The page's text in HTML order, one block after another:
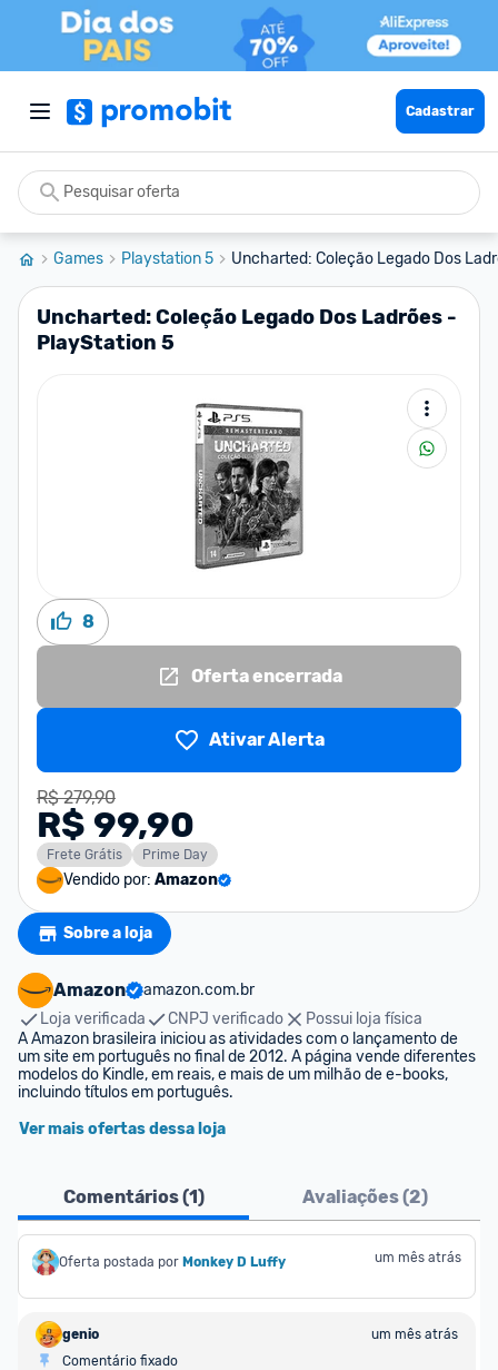
Cadastrar
Games Playstation 5 Uncharted: Coleção Legado Dos
Uncharted: Coleção Legado Dos Ladrões -
PlayStation 5
8
Oferta encerrada
Ativar Alerta
R$ 279,90
R$ 99,90
Frete Grátis Prime Day
Vendido por: Amazon
Sobre a loja
Amazon
amazon.com.br
Loja verificada
CNPJ verificado
Possui loja física
A Amazon brasileira iniciou as atividades com o lançamento de
um site em português no final de 2012. A página vende diferentes
modelos do Kindle, em reais, e mais de um milhão de e-books,
incluindo títulos em português.
Ver mais ofertas dessa loja
Comentários (1) Avaliações (2)
Oferta postada por Monkey D Luffy um mês atrás
genio
um mês atrás
Comentário fixado